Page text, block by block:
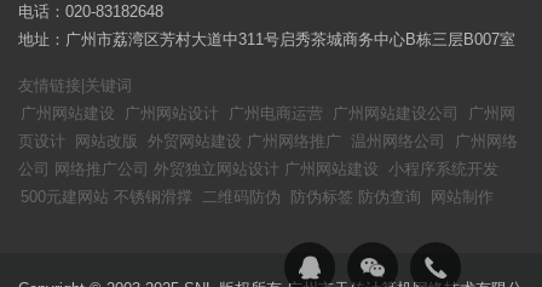
电话：020-83182648
地址：广州市荔湾区芳村大道中311号启秀茶城商务中心B栋三层B007室
友情链接|关键词
广州网站建设
广州网站设计 广州电商运营 广州网站建设公司
广州网
页设计
网站改版 外贸网站建设 广州网络推广 温州网络公司
广州网络
公司 网络推广公司 外贸独立网站设计 广州网站建设 小程序系统开发
500元建网站 不锈钢滑撑 二维码防伪 防伪标签 防伪查询 网站制作